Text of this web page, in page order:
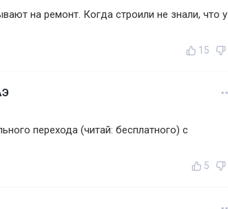
на ремонт. Когда строили не знали, что у
15
перехода (читай: бесплатного) с
5